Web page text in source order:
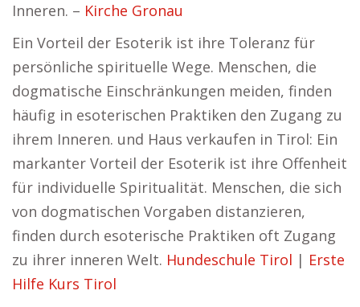
Inneren. – Kirche Gronau
Ein Vorteil der Esoterik ist ihre Toleranz für
persönliche spirituelle Wege. Menschen, die
dogmatische Einschränkungen meiden, finden
häufig in esoterischen Praktiken den Zugang zu
ihrem Inneren. und Haus verkaufen in Tirol: Ein
markanter Vorteil der Esoterik ist ihre Offenheit
für individuelle Spiritualität. Menschen, die sich
von dogmatischen Vorgaben distanzieren,
finden durch esoterische Praktiken oft Zugang
zu ihrer inneren Welt. Hundeschule Tirol | Erste
Hilfe Kurs Tirol